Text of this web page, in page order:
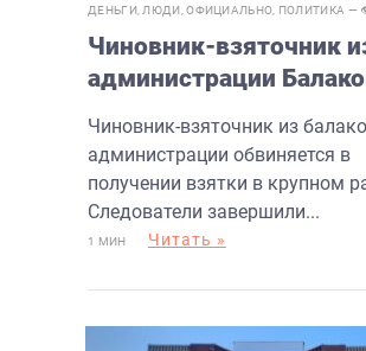
ДЕНЬГИ, ЛЮДИ ,ОФИЦИАЛЬНО ПОЛИТИКА —
Чиновник-взяточник
администрации
Чиновник-взяточник из
администрации обвиняется в
получении взятки в крупном
Следователи завершили...
1 МИН Читать »